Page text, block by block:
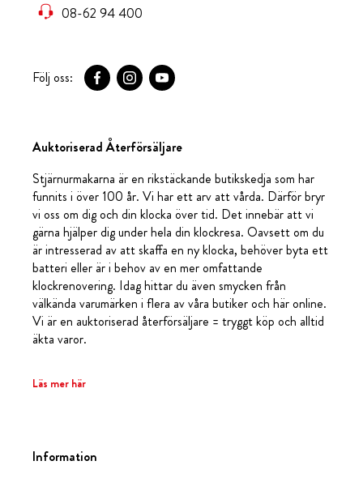
08-62 94 400
Följ oss:
Auktoriserad Återförsäljare
Stjärnurmakarna är en rikstäckande butikskedja som har
funnits i över 100 år. Vi har ett arv att vårda. Därför bryr
vi oss om dig och din klocka över tid. Det innebär att vi
gärna hjälper dig under hela din klockresa. Oavsett om du
är intresserad av att skaffa en ny klocka, behöver byta ett
batteri eller är i behov av en mer omfattande
klockrenovering. Idag hittar du även smycken från
välkända varumärken i flera av våra butiker och här online.
Vi är en auktoriserad återförsäljare = tryggt köp och alltid
äkta varor.
Läs mer här
Information